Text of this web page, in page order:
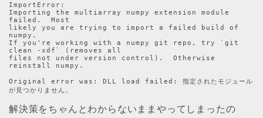
ImportError:
Importing the multiarray numpy extension module
failed.  Most
likely you are trying to import a failed build of
numpy.
If you're working with a numpy git repo, try `git
clean -xdf` (removes all
files not under version control).  Otherwise
reinstall numpy.
Original error was: DLL load failed: 指定されたモジュール
が見つかりません。
解決策をちゃんとわからないままやってしまったの